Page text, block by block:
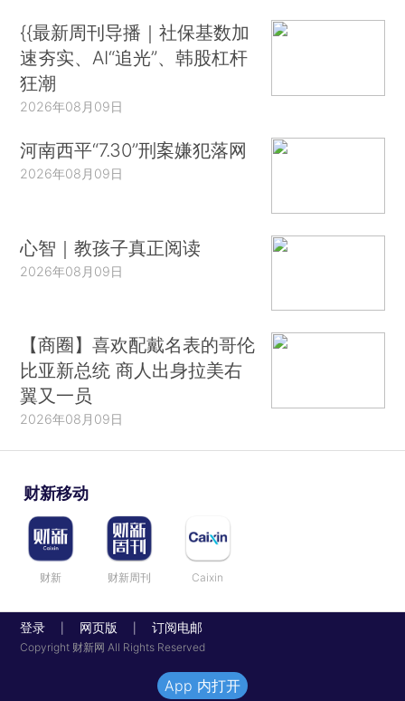
{{最新周刊导播｜社保基数加
速夯实、AI“追光”、韩股杠杆
狂潮
2026年08月09日
河南西平“7.30”刑案嫌犯落网
2026年08月09日
心智｜教孩子真正阅读
2026年08月09日
【商圈】喜欢配戴名表的哥伦
比亚新总统 商人出身拉美右
翼又一员
2026年08月09日
财新移动
财新 财新周刊 Caixin
登录 网页版 订阅电邮
Copyright 财新网 All Rights Reserved
App 内打开